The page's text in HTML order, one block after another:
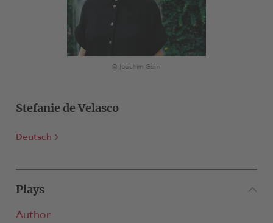
© Joachim Gern
Stefanie de Velasco
Deutsch
Plays
Author